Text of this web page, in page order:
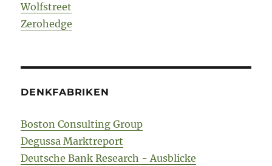
Wolfstreet
Zerohedge
DENKFABRIKEN
Boston Consulting Group
Degussa Marktreport
Deutsche Bank Research - Ausblicke